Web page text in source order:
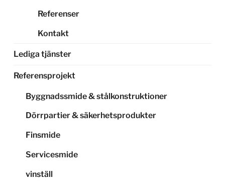
Referenser
Kontakt
Lediga tjänster
Referensprojekt
Byggnadssmide & stålkonstruktioner
Dörrpartier & säkerhetsprodukter
Finsmide
Servicesmide
vinställ